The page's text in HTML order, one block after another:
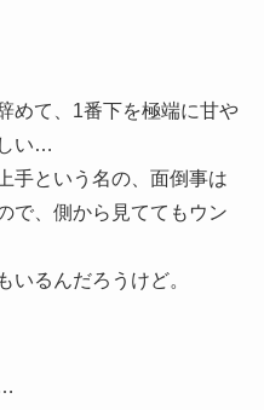
めて、1番下を極端に甘や
い…
手という名の、面倒事は
で、側から見ててもウン
いるんだろうけど。